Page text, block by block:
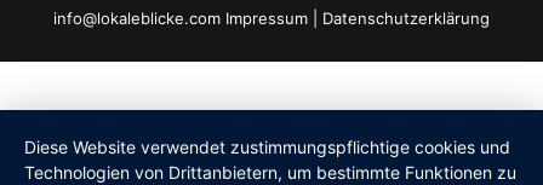
info@lokaleblicke.com Impressum Datenschutzerklärung
Diese Website verwendet zustimmungspflichtige cookies und
Technologien von Drittanbietern, um bestimmte Funktionen zu